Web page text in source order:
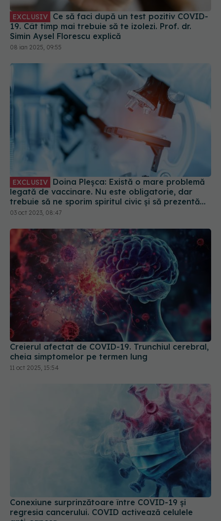
EXCLUSIV
19. Cât timp mai trebuie să te izolezi. Prof. dr.
Simin Aysel Florescu explică
08 ian 2025, 09:55
EXCLUSIV
legată de vaccinare. Nu este obligatorie, dar
trebuie să ne sporim spiritul civic și să prezentăm
corect minusurile și plusurile fiecărui vaccin
03 oct 2023, 08:47
Creierul afectat de COVID-19. Trunchiul cerebral,
cheia simptomelor pe termen lung
11 oct 2025, 15:54
Conexiune surprinzătoare între COVID-19 și
regresia cancerului. COVID activează celulele